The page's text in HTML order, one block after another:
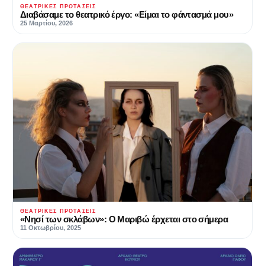
ΘΕΑΤΡΙΚΈΣ ΠΡΟΤΆΣΕΙΣ
Διαβάσαμε το θεατρικό έργο: «Είμαι το φάντασμά μου»
25 Μαρτίου, 2026
ΘΕΑΤΡΙΚΈΣ ΠΡΟΤΆΣΕΙΣ
«Νησί των σκλάβων»: Ο Μαριβώ έρχεται στο σήμερα
11 Οκτωβρίου, 2025